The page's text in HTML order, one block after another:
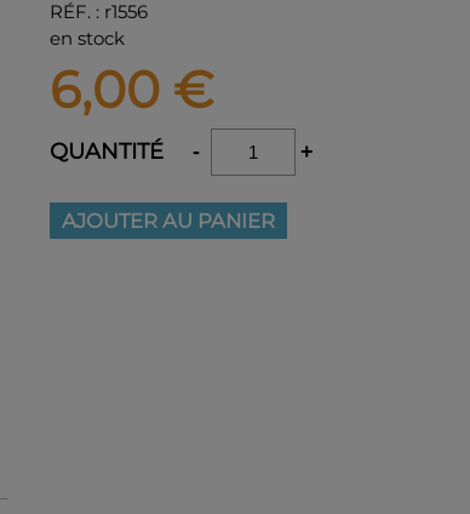
RÉF. : r1556
en stock
6,00 €
QUANTITÉ - +
AJOUTER AU PANIER